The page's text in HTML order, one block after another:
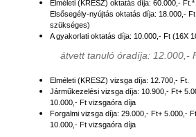
Elméleti (KRESZ) oktatás díja: 60.000,- Ft.*
Elsősegély-nyújtás oktatás díja: 18.000,-
szükséges)
A gyakorlati oktatás díja: 10.000,- Ft (16X
átvett tanuló óradíja: 12.000,-
Elméleti (KRESZ) vizsga díja: 12.700,- Ft.
Járműkezelési vizsga díja: 10.900,- Ft+
10.000,- Ft vizsgaóra díja
Forgalmi vizsga díja: 29.000,- Ft+ 5.000,-
10.000,- Ft vizsgaóra díja